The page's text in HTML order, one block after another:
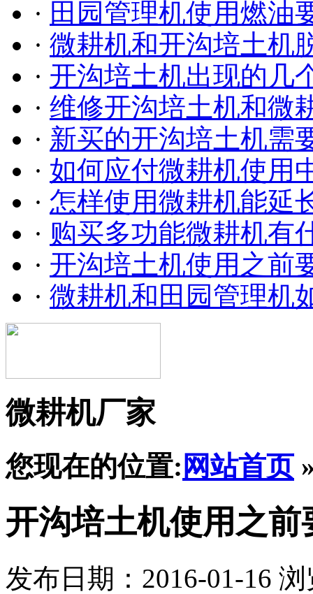
· 田园管理机使用燃油
· 微耕机和开沟培土机
· 开沟培土机出现的几
· 维修开沟培土机和微
· 新买的开沟培土机需
· 如何应付微耕机使用
· 怎样使用微耕机能延
· 购买多功能微耕机有
· 开沟培土机使用之前
· 微耕机和田园管理机
微耕机厂家
您现在的位置: 网站首页
开沟培土机使用之前
发布日期：2016-01-16 浏